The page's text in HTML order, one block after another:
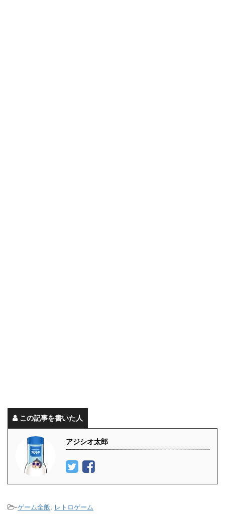
この記事を書いた人
アジシオ太郎
-ゲーム全般, レトロゲーム